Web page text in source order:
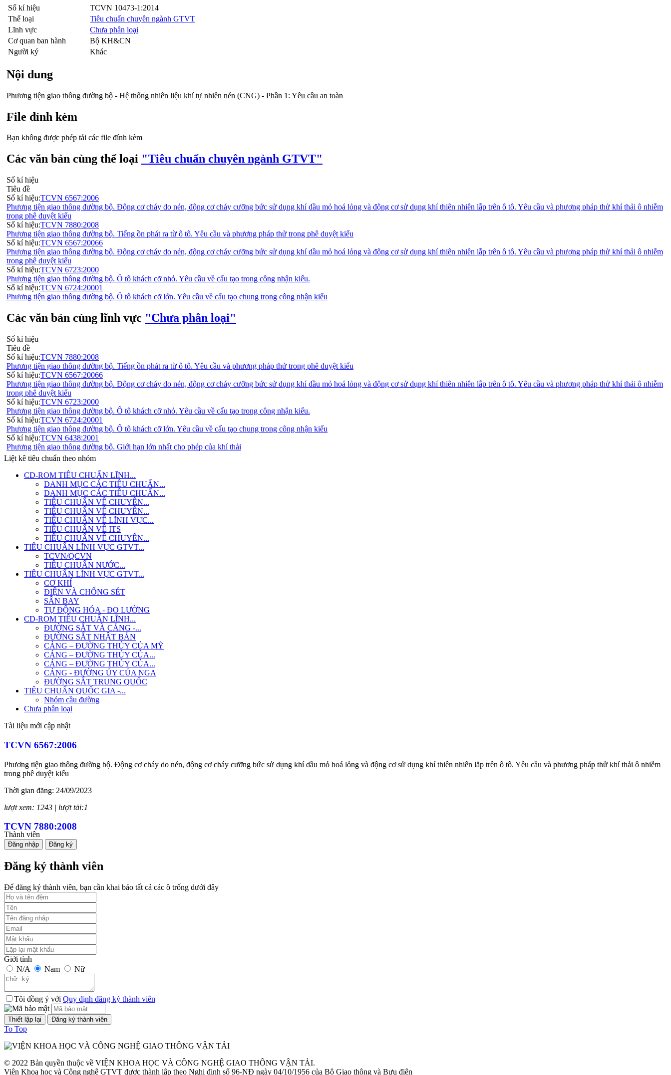
Số kí hiệu
TCVN 10473-1:2014
Thể loại
Tiêu chuẩn chuyên ngành GTVT
Lĩnh vực
Chưa phân loại
Cơ quan ban hành
Bộ KH&CN
Người ký
Khác
Nội dung
Phương tiện giao thông đường bộ - Hệ thống nhiên liệu khí tự nhiên nén (CNG) - Phần 1: Yêu cầu an toàn
File đính kèm
Bạn không được phép tải các file đính kèm
Các văn bản cùng thể loại "Tiêu chuẩn chuyên ngành GTVT"
Số kí hiệu
Tiêu đề
Số kí hiệu:TCVN 6567:2006
Phương tiện giao thông đường bộ. Động cơ cháy do nén, động cơ cháy cưỡng bức sử dụng khí dầu mỏ hoá lỏng và động cơ sử dụng khí thiên nhiên lắp trên ô tô. Yêu cầu và phương pháp thử khí thải ô nhiễm
trong phê duyệt kiểu
Số kí hiệu:TCVN 7880:2008
Phương tiện giao thông đường bộ. Tiếng ồn phát ra từ ô tô. Yêu cầu và phương pháp thử trong phê duyệt kiểu
Số kí hiệu:TCVN 6567:20066
Phương tiện giao thông đường bộ. Động cơ cháy do nén, động cơ cháy cưỡng bức sử dụng khí dầu mỏ hoá lỏng và động cơ sử dụng khí thiên nhiên lắp trên ô tô. Yêu cầu và phương pháp thử khí thải ô nhiễm
trong phê duyệt kiểu
Số kí hiệu:TCVN 6723:2000
Phương tiện giao thông đường bộ. Ô tô khách cỡ nhỏ. Yêu cầu về cấu tạo trong công nhận kiểu.
Số kí hiệu:TCVN 6724:20001
Phương tiện giao thông đường bộ. Ô tô khách cỡ lớn. Yêu cầu về cấu tạo chung trong công nhận kiểu
Các văn bản cùng lĩnh vực "Chưa phân loại"
Số kí hiệu
Tiêu đề
Số kí hiệu:TCVN 7880:2008
Phương tiện giao thông đường bộ. Tiếng ồn phát ra từ ô tô. Yêu cầu và phương pháp thử trong phê duyệt kiểu
Số kí hiệu:TCVN 6567:20066
Phương tiện giao thông đường bộ. Động cơ cháy do nén, động cơ cháy cưỡng bức sử dụng khí dầu mỏ hoá lỏng và động cơ sử dụng khí thiên nhiên lắp trên ô tô. Yêu cầu và phương pháp thử khí thải ô nhiễm
trong phê duyệt kiểu
Số kí hiệu:TCVN 6723:2000
Phương tiện giao thông đường bộ. Ô tô khách cỡ nhỏ. Yêu cầu về cấu tạo trong công nhận kiểu.
Số kí hiệu:TCVN 6724:20001
Phương tiện giao thông đường bộ. Ô tô khách cỡ lớn. Yêu cầu về cấu tạo chung trong công nhận kiểu
Số kí hiệu:TCVN 6438:2001
Phương tiện giao thông đường bộ. Giới hạn lớn nhất cho phép của khí thải
Liệt kê tiêu chuẩn theo nhóm
CD-ROM TIÊU CHUẨN LĨNH...
DANH MỤC CÁC TIÊU CHUẨN...
DANH MỤC CÁC TIÊU CHUẨN...
TIÊU CHUẨN VỀ CHUYÊN...
TIÊU CHUẨN VỀ CHUYÊN...
TIÊU CHUẨN VỀ LĨNH VỰC...
TIÊU CHUẨN VỀ ITS
TIÊU CHUẨN VỀ CHUYÊN...
TIÊU CHUẨN LĨNH VỰC GTVT...
TCVN/QCVN
TIÊU CHUẨN NƯỚC...
TIÊU CHUẨN LĨNH VỰC GTVT...
CƠ KHÍ
ĐIỆN VÀ CHỐNG SÉT
SÂN BAY
TỰ ĐỘNG HÓA - ĐO LƯỜNG
CD-ROM TIÊU CHUẨN LĨNH...
ĐƯỜNG SẮT VÀ CẢNG -...
ĐƯỜNG SẮT NHẬT BẢN
CẢNG – ĐƯỜNG THỦY CỦA MỸ
CẢNG – ĐƯỜNG THỦY CỦA...
CẢNG – ĐƯỜNG THỦY CỦA...
CẢNG - ĐƯỜNG ỦY CỦA NGA
ĐƯỜNG SẮT TRUNG QUỐC
TIÊU CHUẨN QUỐC GIA -...
Nhóm cầu đường
Chưa phân loại
Tài liệu mới cập nhật
TCVN 6567:2006
Phương tiện giao thông đường bộ. Động cơ cháy do nén, động cơ cháy cưỡng bức sử dụng khí dầu mỏ hoá lỏng và động cơ sử dụng khí thiên nhiên lắp trên ô tô. Yêu cầu và phương pháp thử khí thải ô nhiễm
trong phê duyệt kiểu
Thời gian đăng: 24/09/2023
lượt xem: 1243 | lượt tải:1
TCVN 7880:2008
Phương tiện giao thông đường bộ. Tiếng ồn phát ra từ ô tô. Yêu cầu và phương pháp thử trong phê duyệt kiểu
Thời gian đăng: 24/09/2023
TCVN 6723:2000
Phương tiện giao thông đường bộ. Ô tô khách cỡ nhỏ. Yêu cầu về cấu tạo trong công nhận kiểu.
Thời gian đăng: 05/08/2026
lượt xem: 1298 | lượt tải:2
TCVN 6724:20001
Phương tiện giao thông đường bộ. Ô tô khách cỡ lớn. Yêu cầu về cấu tạo chung trong công nhận kiểu
Thời gian đăng: 05/08/2026
lượt xem: 1141 | lượt tải:0
TCVN 6565:2006
Phương tiện giao thông đường bộ. Khí thải nhìn thấy được (khói) từ động cơ cháy do nén. Yêu cầu và phương pháp thử trong phê duyệt kiểu
Thành viên
Đăng nhập Đăng ký
Đăng ký thành viên
Để đăng ký thành viên, bạn cần khai báo tất cả các ô trống dưới đây
Giới tính
N/A
Nam Nữ
Tôi đồng ý với Quy định đăng ký thành viên
To Top
© 2022 Bản quyền thuộc về VIỆN KHOA HỌC VÀ CÔNG NGHỆ GIAO THÔNG VẬN TẢI.
Viện Khoa học và Công nghệ GTVT được thành lập theo Nghị định số 96-NĐ ngày 04/10/1956 của Bộ Giao thông và Bưu điện